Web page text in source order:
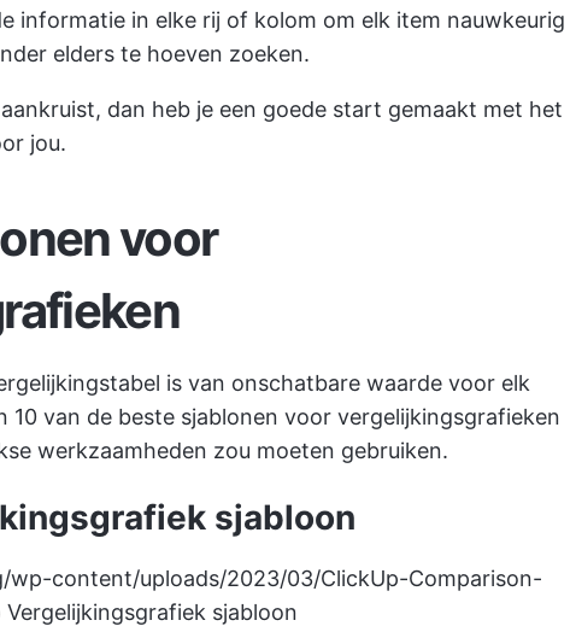
informatie in elke rij of kolom om elk item nauwkeurig
elders te hoeven zoeken.
dan heb je een goede start gemaakt met het
jou.
voor
is van onschatbare waarde voor elk
10 van de beste sjablonen voor vergelijkingsgrafieken
werkzaamheden zou moeten gebruiken.
sjabloon
content/uploads/2023/03/ClickUp-Comparison-
Vergelijkingsgrafiek sjabloon